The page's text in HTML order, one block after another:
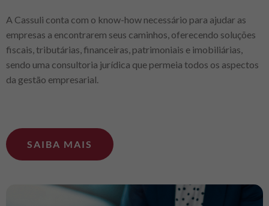
A Cassuli conta com o know-how necessário para ajudar as
empresas a encontrarem seus caminhos, oferecendo soluções
fiscais, tributárias, financeiras, patrimoniais e imobiliárias,
sendo uma consultoria jurídica que permeia todos os aspectos
da gestão empresarial.
SAIBA MAIS